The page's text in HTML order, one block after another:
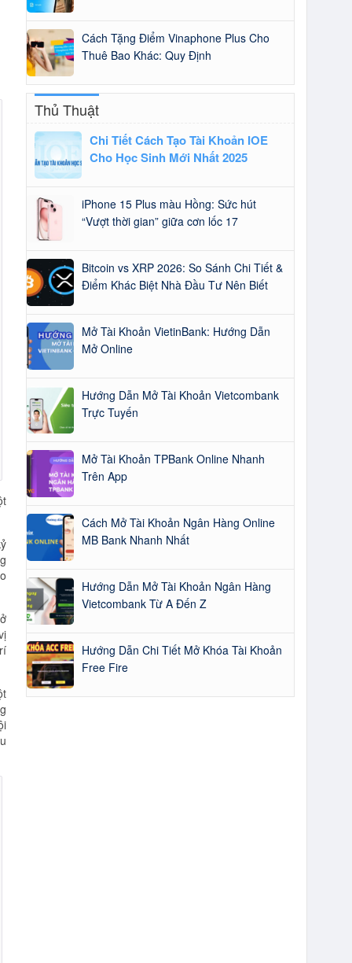
Cách Tặng Điểm Vinaphone Plus Cho
Thuê Bao Khác: Quy Định
Thủ Thuật
Chi Tiết Cách Tạo Tài Khoản IOE
Cho Học Sinh Mới Nhất 2025
iPhone 15 Plus màu Hồng: Sức hút
“Vượt thời gian” giữa cơn lốc 17
Bitcoin vs XRP 2026: So Sánh Chi Tiết &
Điểm Khác Biệt Nhà Đầu Tư Nên Biết
Mở Tài Khoản VietinBank: Hướng Dẫn
Mở Online
Hướng Dẫn Mở Tài Khoản Vietcombank
Trực Tuyến
Mở Tài Khoản TPBank Online Nhanh
Trên App
Cách Mở Tài Khoản Ngân Hàng Online
MB Bank Nhanh Nhất
Hướng Dẫn Mở Tài Khoản Ngân Hàng
Vietcombank Từ A Đến Z
Hướng Dẫn Chi Tiết Mở Khóa Tài Khoản
Free Fire